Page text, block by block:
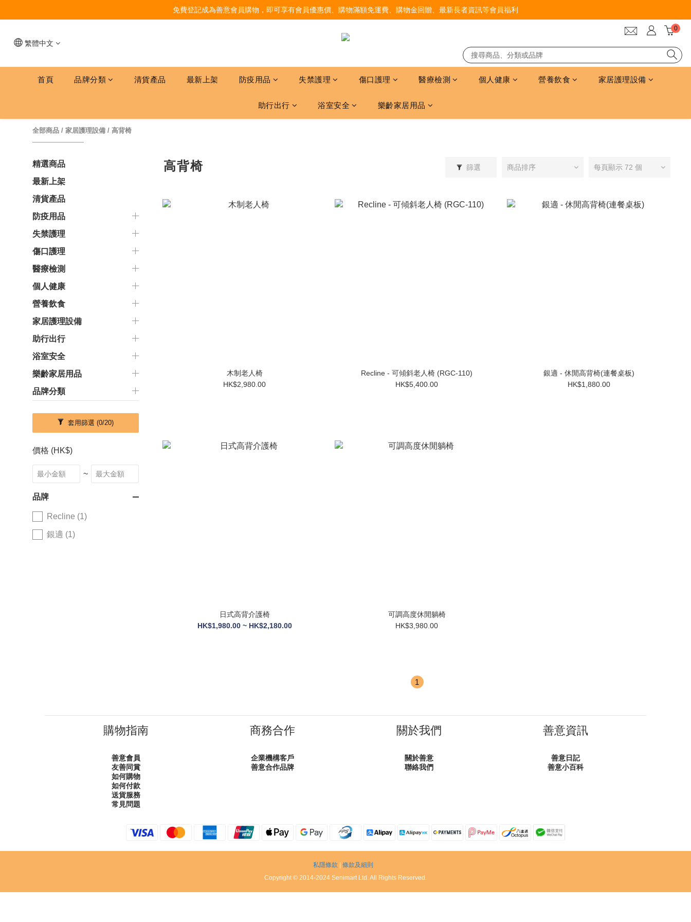
免費登記成為善意會員購物，即可享有會員優惠價、購物滿額免運費、購物金回贈、最新長者資訊等會員福利
繁體中文
首頁 品牌分類 清貨產品 最新上架 防疫用品 失禁護理 傷口護理 醫療檢測 個人健康 營養飲食 家居護理設備
助行出行 浴室安全 樂齡家居用品
全部商品 / 家居護理設備 / 高背椅
精選商品
最新上架
清貨產品
防疫用品
失禁護理
傷口護理
醫療檢測
個人健康
營養飲食
家居護理設備
助行出行
浴室安全
樂齡家居用品
品牌分類
套用篩選 (0/20)
價格 (HK$)
~
品牌
Recline (1)
銀適 (1)
高背椅 篩選 商品排序 每頁顯示 72 個
木制老人椅
HK$2,980.00
Recline - 可傾斜老人椅 (RGC-110)
HK$5,400.00
銀適 - 休閒高背椅(連餐桌板)
HK$1,880.00
日式高背介護椅
HK$1,980.00 ~ HK$2,180.00
可調高度休閒躺椅
HK$3,980.00
1
購物指南
善意會員
友善同賞
如何購物
如何付款
送貨服務
常見問題
商務合作
企業機構客戶
善意合作品牌
關於我們
關於善意
聯絡我們
善意資訊
善意日記
善意小百科
私隱條款
條款及細則
Copyright © 2014-2024 Senimart Ltd. All Rights Reserved.